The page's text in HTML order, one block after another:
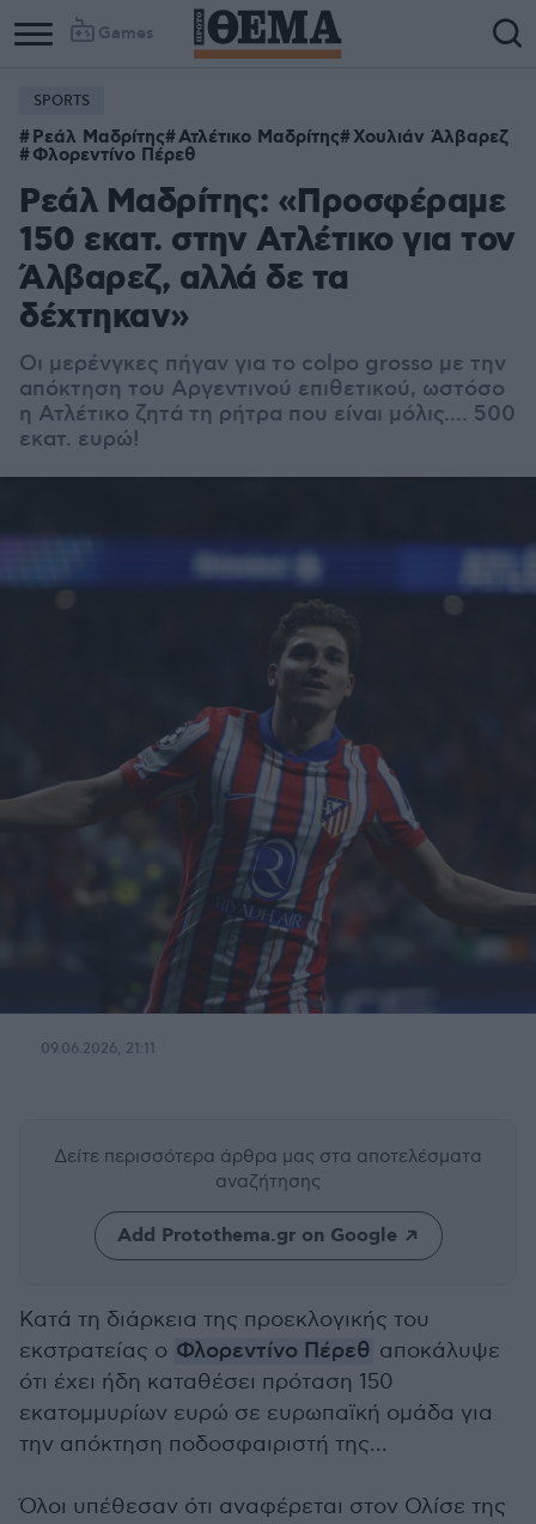
Games
SPORTS
Ρεάλ Μαδρίτης Ατλέτικο Μαδρίτης Χουλιάν Άλβαρεζ
Φλορεντίνο Πέρεθ
Ρεάλ Μαδρίτης: «Προσφέραμε
150 εκατ. στην Ατλέτικο για τον
Άλβαρεζ, αλλά δε τα
δέχτηκαν»
Οι μερένγκες πήγαν για το colpo grosso με την
απόκτηση του Αργεντινού επιθετικού, ωστόσο
η Ατλέτικο ζητά τη ρήτρα που είναι μόλις.... 500
εκατ. ευρώ!
09.06.2026, 21:11
Δείτε περισσότερα άρθρα μας στα αποτελέσματα
αναζήτησης
Add Protothema.gr on Google
Κατά τη διάρκεια της προεκλογικής του
εκστρατείας ο Φλορεντίνο Πέρεθ αποκάλυψε
ότι έχει ήδη καταθέσει πρόταση 150
εκατομμυρίων ευρώ σε ευρωπαϊκή ομάδα για
την απόκτηση ποδοσφαιριστή της...
Όλοι υπέθεσαν ότι αναφέρεται στον Ολίσε της